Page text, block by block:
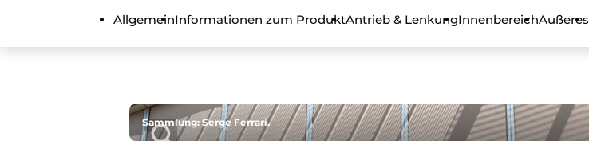
AllgemeinInformationen zum ProduktAntrieb & LenkungInnenbereichÄußeres
Sammlung: Serge Ferrari.